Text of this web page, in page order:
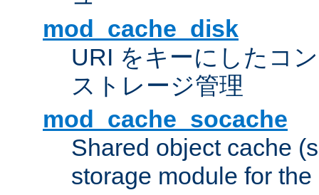
mod_cache_disk
URI をキーにしたコ
ストレージ管理
mod_cache_socache
Shared object cache
storage module for